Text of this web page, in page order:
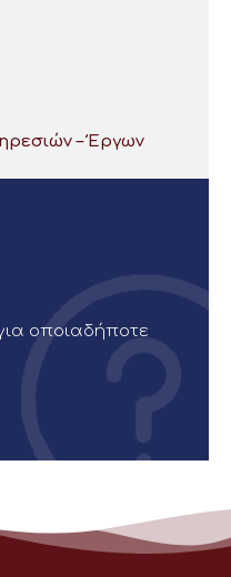
– Έργων
οποιαδήποτε